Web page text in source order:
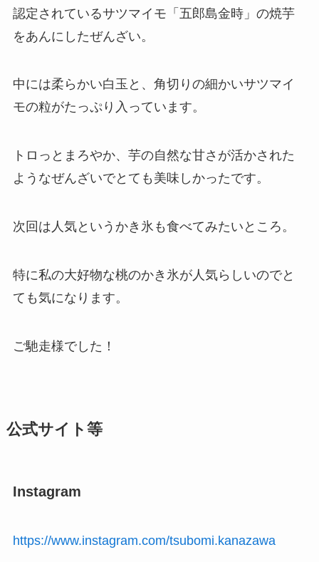
認定されているサツマイモ「五郎島金時」の焼芋
をあんにしたぜんざい。
中には柔らかい白玉と、角切りの細かいサツマイ
モの粒がたっぷり入っています。
トロっとまろやか、芋の自然な甘さが活かされた
ようなぜんざいでとても美味しかったです。
次回は人気というかき氷も食べてみたいところ。
特に私の大好物な桃のかき氷が人気らしいのでと
ても気になります。
ご馳走様でした！
公式サイト等
Instagram
https://www.instagram.com/tsubomi.kanazawa